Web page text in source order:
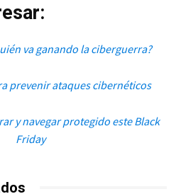
va ganando la ciberguerra?
prevenir ataques cibernéticos
y navegar protegido este Black
Friday